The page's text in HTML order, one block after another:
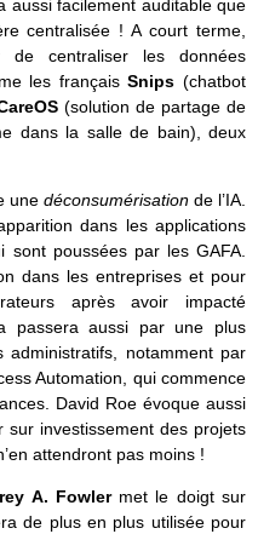
aussi facilement auditable que
centralisée ! A court terme,
de centraliser les données
les françaisSnips(chatbot
(solution de partage de
dans la salle de bain), deux
une déconsumérisation de l’IA.
dans les applications
sont poussées par les GAFA.
dans les entreprises et pour
après avoir impacté
passera aussi par une plus
administratifs, notamment par
Automation, qui commence
David Roe évoque aussi
sur investissement des projets
attendront pas moins !
A. Fowler met le doigt sur
de plus en plus utilisée pour